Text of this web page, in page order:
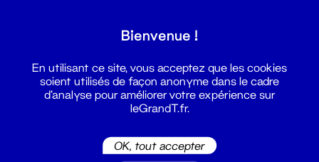
Bienvenue !
En utilisant ce site, vous acceptez que les cookies
soient utilisés de façon anonyme dans le cadre
d'analyse pour améliorer votre expérience sur
leGrandT.fr.
OK, tout accepter